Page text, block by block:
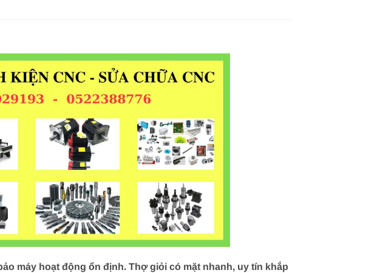
máy hoạt động ổn định. Thợ giỏi có mặt nhanh, uy tín khắp